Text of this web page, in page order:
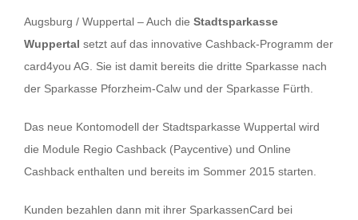
Augsburg / Wuppertal – Auch die Stadtsparkasse
Wuppertal setzt auf das innovative Cashback-Programm der
card4you AG. Sie ist damit bereits die dritte Sparkasse nach
der Sparkasse Pforzheim-Calw und der Sparkasse Fürth.
Das neue Kontomodell der Stadtsparkasse Wuppertal wird
die Module Regio Cashback (Paycentive) und Online
Cashback enthalten und bereits im Sommer 2015 starten.
Kunden bezahlen dann mit ihrer SparkassenCard bei